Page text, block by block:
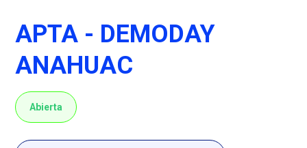
APTA - DEMODAY
ANAHUAC
Abierta